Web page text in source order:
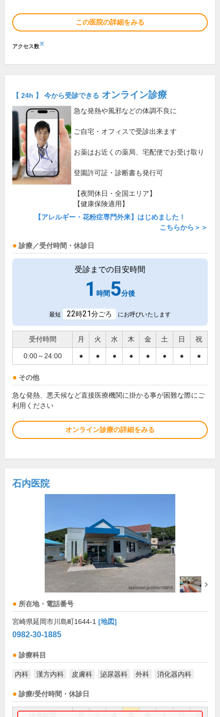
この医院の詳細をみる
アクセス数※
【 24h 】 今から受診できる オンライン診療
急な発熱や風邪などの体調不良に
ご自宅・オフィスで受診出来ます
お薬はお近くの薬局、宅配便でお受け取り
登園許可証・診断書も発行可
【夜間休日・全国エリア】
【健康保険適用】
【アレルギー・花粉症専門外来】はじめました！
こちらから＞＞
診療／受付時間・休診日
受診までの目安時間
1 時間 5分後
最短 22時21分ごろ にお呼びいたします
受付時間 月 火 水 木 金 土 日 祝
0:00～24:00 ● ● ● ● ● ● ● ●
その他
急な発熱、悪天候など直接医療機関に掛かる事が困難な際にご
利用ください
オンライン診療の詳細をみる
石内医院
所在地・電話番号
宮崎県延岡市川島町1644-1 [地図]
0982-30-1885
診療科目
内科 漢方内科 皮膚科 泌尿器科 外科 消化器内科
診療/受付時間・休診日
祝